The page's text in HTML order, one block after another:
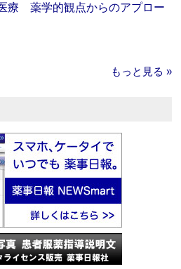
療 薬学的観点からのアプロー
もっと見る »